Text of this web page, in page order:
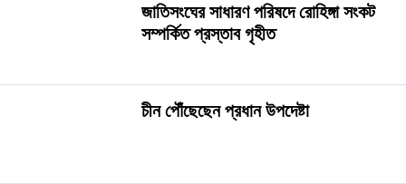
জাতিসংঘের সাধারণ পরিষদে রোহিঙ্গা সংকট
সম্পর্কিত প্রস্তাব গৃহীত
চীন পৌঁছেছেন প্রধান উপদেষ্টা